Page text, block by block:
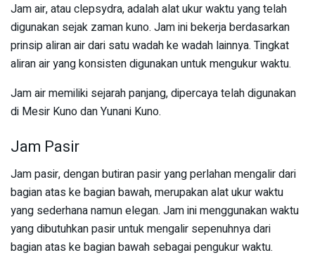
Jam air, atau clepsydra, adalah alat ukur waktu yang telah
digunakan sejak zaman kuno. Jam ini bekerja berdasarkan
prinsip aliran air dari satu wadah ke wadah lainnya. Tingkat
aliran air yang konsisten digunakan untuk mengukur waktu.
Jam air memiliki sejarah panjang, dipercaya telah digunakan
di Mesir Kuno dan Yunani Kuno.
Jam Pasir
Jam pasir, dengan butiran pasir yang perlahan mengalir dari
bagian atas ke bagian bawah, merupakan alat ukur waktu
yang sederhana namun elegan. Jam ini menggunakan waktu
yang dibutuhkan pasir untuk mengalir sepenuhnya dari
bagian atas ke bagian bawah sebagai pengukur waktu.